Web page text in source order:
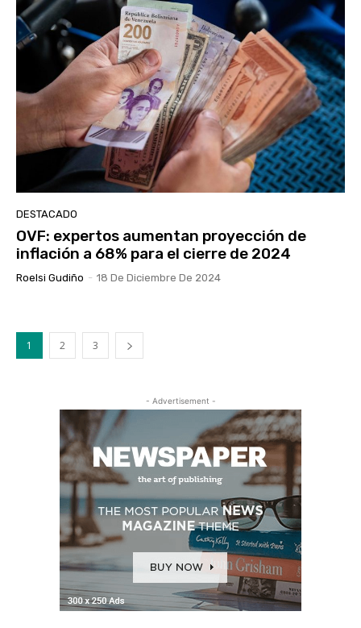
DESTACADO
OVF: expertos aumentan proyección de
inflación a 68% para el cierre de 2024
Roelsi Gudiño - 18 De Diciembre De 2024
1 2 3
- Advertisement -